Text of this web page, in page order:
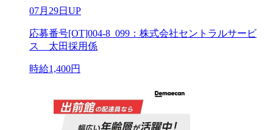
07月29日UP
応募番号[OT]004-8_099：株式会社セントラルサービ
ス 太田採用係
時給1,400円